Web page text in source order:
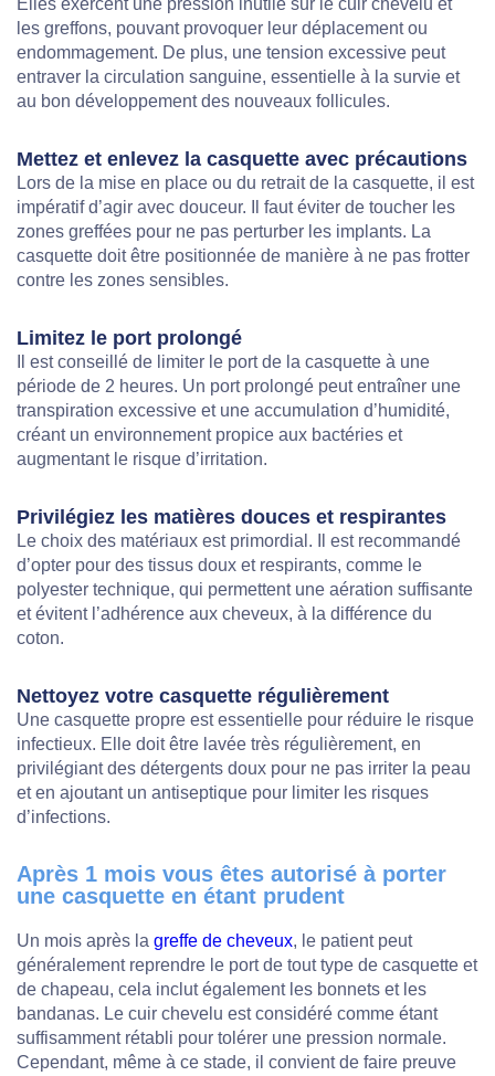
Elles exercent une pression inutile sur le cuir chevelu et
les greffons, pouvant provoquer leur déplacement ou
endommagement. De plus, une tension excessive peut
entraver la circulation sanguine, essentielle à la survie et
au bon développement des nouveaux follicules.
Mettez et enlevez la casquette avec précautions
Lors de la mise en place ou du retrait de la casquette, il est
impératif d’agir avec douceur. Il faut éviter de toucher les
zones greffées pour ne pas perturber les implants. La
casquette doit être positionnée de manière à ne pas frotter
contre les zones sensibles.
Limitez le port prolongé
Il est conseillé de limiter le port de la casquette à une
période de 2 heures. Un port prolongé peut entraîner une
transpiration excessive et une accumulation d’humidité,
créant un environnement propice aux bactéries et
augmentant le risque d’irritation.
Privilégiez les matières douces et respirantes
Le choix des matériaux est primordial. Il est recommandé
d’opter pour des tissus doux et respirants, comme le
polyester technique, qui permettent une aération suffisante
et évitent l’adhérence aux cheveux, à la différence du
coton.
Nettoyez votre casquette régulièrement
Une casquette propre est essentielle pour réduire le risque
infectieux. Elle doit être lavée très régulièrement, en
privilégiant des détergents doux pour ne pas irriter la peau
et en ajoutant un antiseptique pour limiter les risques
d’infections.
Après 1 mois vous êtes autorisé à porter
une casquette en étant prudent
Un mois après la greffe de cheveux, le patient peut
généralement reprendre le port de tout type de casquette et
de chapeau, cela inclut également les bonnets et les
bandanas. Le cuir chevelu est considéré comme étant
suffisamment rétabli pour tolérer une pression normale.
Cependant, même à ce stade, il convient de faire preuve